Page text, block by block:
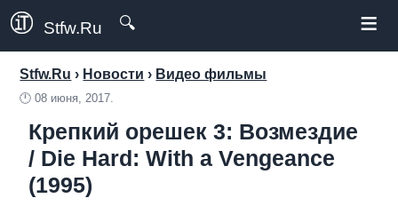
Stfw.Ru 🔍 ≡
Stfw.Ru › Новости › Видео фильмы
🕛08 июня, 2017.
Крепкий орешек 3: Возмездие
/ Die Hard: With a Vengeance
(1995)